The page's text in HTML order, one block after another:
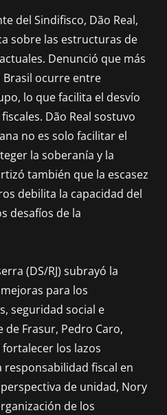
del Sindifisco, Dão Real,
sobre las estructuras de
Denunció que más
Brasil ocurre entre
lo que facilita el desvío
Dão Real sostuvo
no es solo facilitar el
la soberanía y la
también que la escasez
debilita la capacidad del
desafíos de la
(DS/RJ) subrayó la
para los
seguridad social e
Frasur, Pedro Caro,
los lazos
fiscal en
de unidad, Nory
de los